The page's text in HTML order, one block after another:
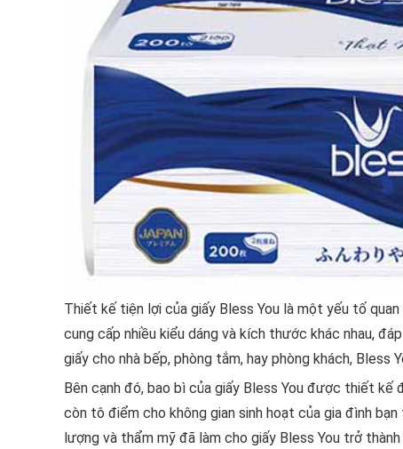
Thiết kế tiện lợi của giấy Bless You là một yếu tố
cung cấp nhiều kiểu dáng và kích thước khác nhau,
giấy cho nhà bếp, phòng tắm, hay phòng khách, Bless
Bên cạnh đó, bao bì của giấy Bless You được thiết
còn tô điểm cho không gian sinh hoạt của gia đình
lượng và thẩm mỹ đã làm cho giấy Bless You trở